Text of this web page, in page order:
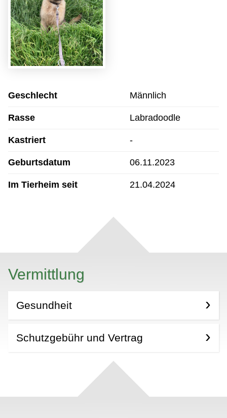
Geschlecht Männlich
Rasse Labradoodle
Kastriert -
Geburtsdatum 06.11.2023
Im Tierheim seit 21.04.2024
Vermittlung
Gesundheit
Schutzgebühr und Vertrag